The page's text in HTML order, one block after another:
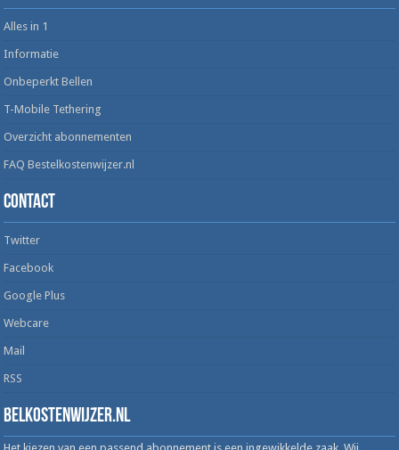
Alles in 1
Informatie
Onbeperkt Bellen
T-Mobile Tethering
Overzicht abonnementen
FAQ Bestelkostenwijzer.nl
Contact
Twitter
Facebook
Google Plus
Webcare
Mail
RSS
Belkostenwijzer.nl